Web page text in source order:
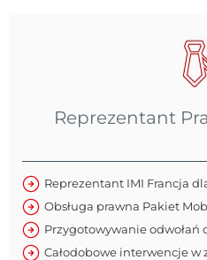
Reprezentant
Reprezentant IMI Francja
Obsługa prawna Pakiet
Przygotowywanie odwołań
Całodobowe interwencje w